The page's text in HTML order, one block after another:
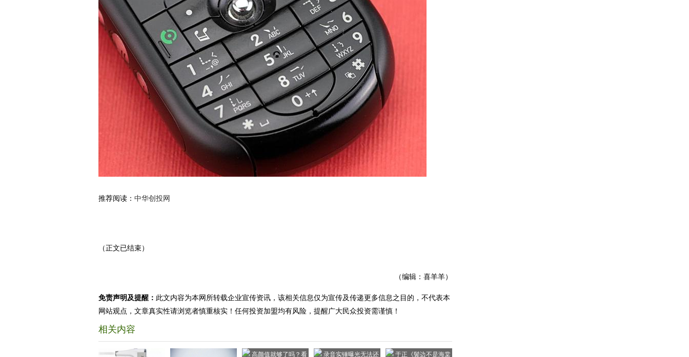
推荐阅读： 中华创投网
（正文已结束）
（编辑：喜羊羊）
免责声明及提醒： 此文内容为本网所转载企业宣传资讯，该相关信息仅为宣传及传递更多信息之目的，不代表本
网站观点，文章真实性请浏览者慎重核实！任何投资加盟均有风险，提醒广大民众投资需谨慎！
相关内容